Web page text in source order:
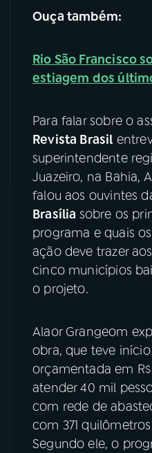
YouTube
Instagram
Ouça também:
Rio São Francisco
estiagem dos
Para falar sobre o
Revista Brasil
superintendente
Juazeiro, na Bahia,
falou aos ouvintes
Brasília sobre os
programa e quais
ação deve trazer
cinco municípios
o projeto.
Alaor Grangeom
obra, que teve
orçamentada em
atender 40 mil
com rede de
com 371
Segundo ele, o